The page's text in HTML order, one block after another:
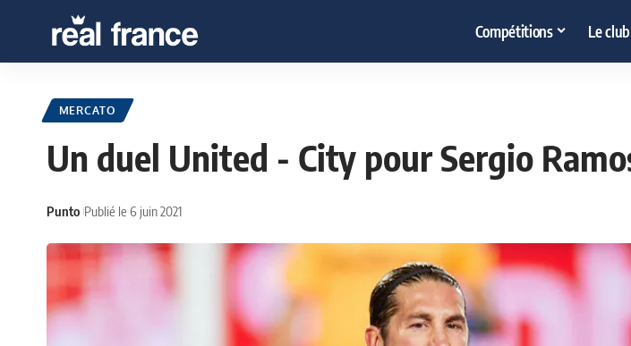
Compétitions Le club
MERCATO
Un duel United - City pour Sergio
Punto Publié le 6 juin 2021